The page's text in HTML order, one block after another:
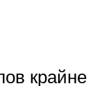
крайне